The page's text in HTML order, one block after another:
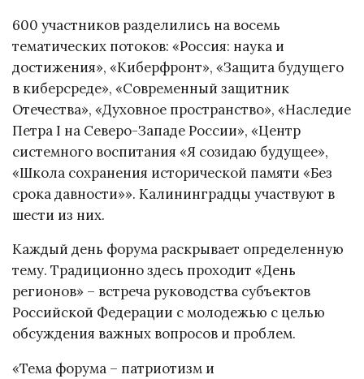
600 участников разделились на восемь
тематических потоков: «Россия: наука и
достижения», «Киберфронт», «Защита будущего
в киберсреде», «Современный защитник
Отечества», «Духовное пространство», «Наследие
Петра I на Северо-Западе России», «Центр
системного воспитания «Я созидаю будущее»,
«Школа сохранения исторической памяти «Без
срока давности»». Калининградцы участвуют в
шести из них.
Каждый день форума раскрывает определенную
тему. Традиционно здесь проходит «День
регионов» – встреча руководства субъектов
Российской Федерации с молодежью с целью
обсуждения важных вопросов и проблем.
«Тема форума – патриотизм и